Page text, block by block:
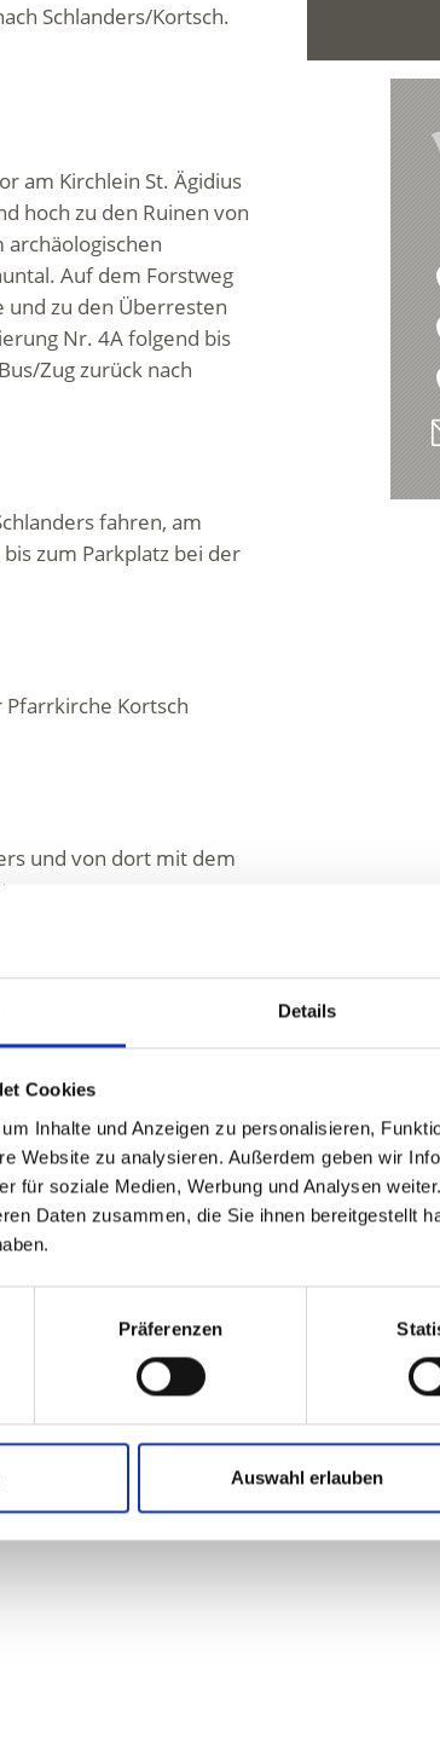
Details
Cookies
Inhalte und Anzeigen zu personalisieren,
Website zu analysieren. Außerdem geben wir
für soziale Medien, Werbung und Analysen
Daten zusammen, die Sie ihnen bereitgestellt
Präferenzen
Auswahl erlauben
Schlanders/Kortsch.
am Kirchlein St. Ägidius
hoch zu den Ruinen von
archäologischen
Auf dem Forstweg
zu den Überresten
Nr. 4A folgend bis
Zug zurück nach
fahren, am
zum Parkplatz bei der
Pfarrkirche Kortsch
und von dort mit dem
unter www.sii.bz.it